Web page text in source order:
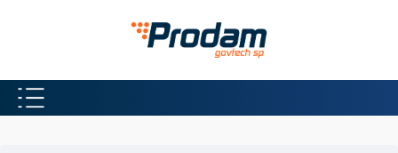
Pular para o Conteúdo principal